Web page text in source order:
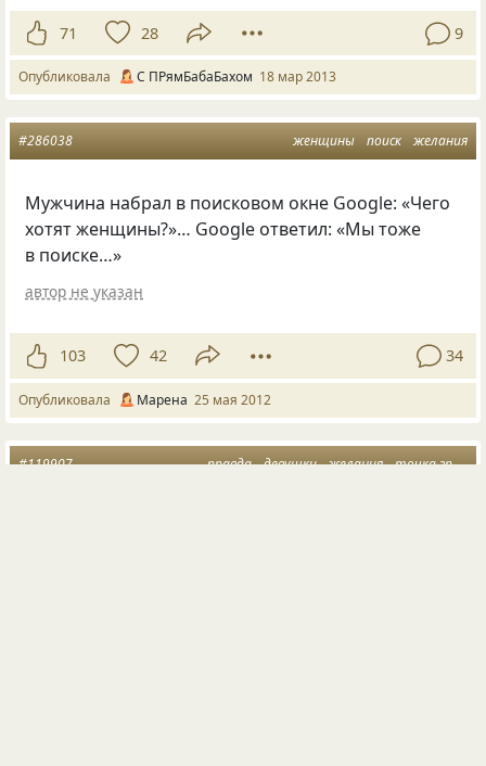
71 28 9
Опубликовала С ПРямБабаБахом 18 мар 2013
женщины поиск желания
#286038
Мужчина набрал в поисковом окне Google: «Чего
хотят женщины?»… Google ответил: «Мы тоже
в поиске…»
автор не указан
103 42 34
Опубликовала Марена 25 мая 2012
правда девушки желания точка зрения
#119907